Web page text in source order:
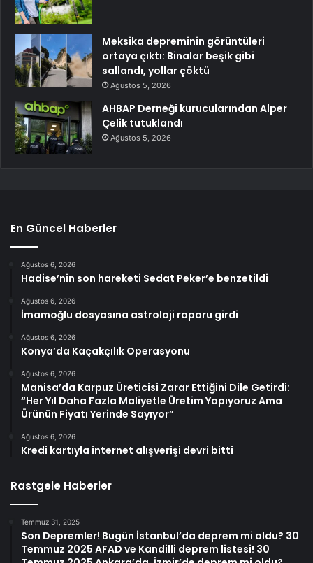
Meksika depreminin görüntüleri
ortaya çıktı: Binalar beşik gibi
sallandı, yollar çöktü
Ağustos 5, 2026
AHBAP Derneği kurucularından Alper
Çelik tutuklandı
Ağustos 5, 2026
En Güncel Haberler
Ağustos 6, 2026
Hadise’nin son hareketi Sedat Peker’e benzetildi
Ağustos 6, 2026
İmamoğlu dosyasına astroloji raporu girdi
Ağustos 6, 2026
Konya’da Kaçakçılık Operasyonu
Ağustos 6, 2026
Manisa’da Karpuz Üreticisi Zarar Ettiğini Dile Getirdi:
“Her Yıl Daha Fazla Maliyetle Üretim Yapıyoruz Ama
Ürünün Fiyatı Yerinde Sayıyor”
Ağustos 6, 2026
Kredi kartıyla internet alışverişi devri bitti
Rastgele Haberler
Temmuz 31, 2025
Son Depremler! Bugün İstanbul’da deprem mi oldu? 30
Temmuz 2025 AFAD ve Kandilli deprem listesi! 30